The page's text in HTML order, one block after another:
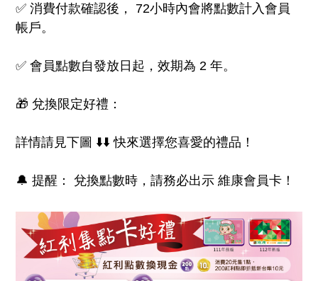
✅ 消費付款確認後， 72小時內會將點數計入會員
帳戶。
✅ 會員點數自發放日起，效期為 2 年。
🎁 兌換限定好禮：
詳情請見下圖 ⬇️⬇️ 快來選擇您喜愛的禮品！
🔔 提醒： 兌換點數時，請務必出示 維康會員卡！